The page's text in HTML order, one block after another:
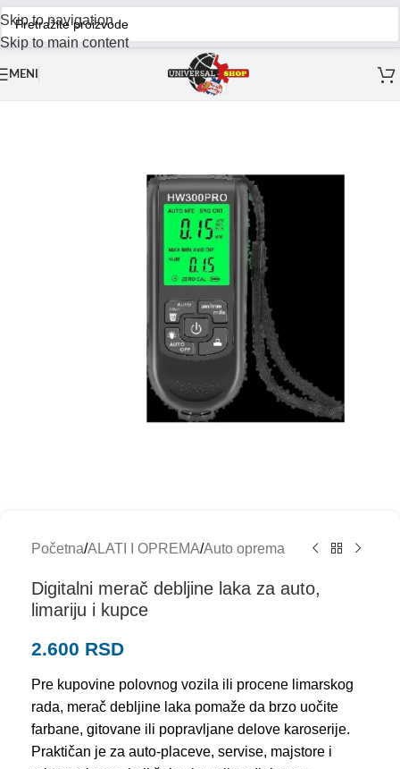
Skip to navigation
Skip to main content
MENI
Početna/ALATI I OPREMA/Auto oprema
Digitalni merač debljine laka za auto,
limariju i kupce
2.600 RSD
Pre kupovine polovnog vozila ili procene limarskog
rada, merač debljine laka pomaže da brzo uočite
farbane, gitovane ili popravljane delove karoserije.
Praktičan je za auto-placeve, servise, majstore i